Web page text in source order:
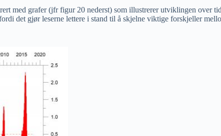
med grafer (jfr figur 20 nederst) som illustrerer utviklingen over
det gjør leserne lettere i stand til å skjelne viktige forskjeller